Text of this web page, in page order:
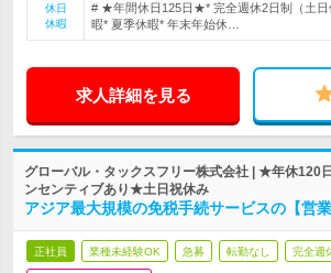
休日
休暇
# ★年間休日125日★* 完全週休2日制（土日
暇* 夏季休暇* 年末年始休…
求人詳細を見る
グローバル・タックスフリー株式会社 | ★年休
ンセンティブあり★土日祝休み
アジア最大規模の免税手続サービスの【営業
正社員 業種未経験OK 急募 転勤なし 完全週